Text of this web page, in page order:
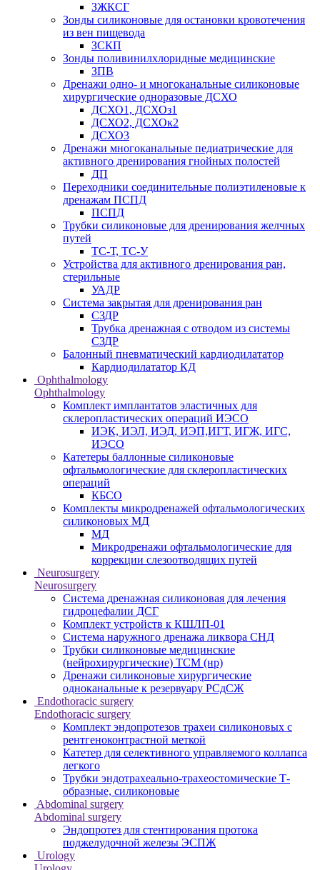
ЗЖКСГ
Зонды силиконовые для остановки кровотечения
из вен пищевода
ЗСКП
Зонды поливинилхлоридные медицинские
ЗПВ
Дренажи одно- и многоканальные силиконовые
хирургические одноразовые ДСХО
ДСХО1, ДСХОз1
ДСХО2, ДСХОк2
ДСХО3
Дренажи многоканальные педиатрические для
активного дренирования гнойных полостей
ДП
Переходники соединительные полиэтиленовые к
дренажам ПСПД
ПСПД
Трубки силиконовые для дренирования желчных
путей
ТС-Т, ТС-У
Устройства для активного дренирования ран,
стерильные
УАДР
Система закрытая для дренирования ран
СЗДР
Трубка дренажная с отводом из системы
СЗДР
Балонный пневматический кардиодилататор
Кардиодилататор КД
Ophthalmology
Ophthalmology
Комплект имплантатов эластичных для
склеропластических операций ИЭСО
ИЭК, ИЭЛ, ИЭД, ИЭП,ИГТ, ИГЖ, ИГС,
ИЭСО
Катетеры баллонные силиконовые
офтальмологические для склеропластических
операций
КБСО
Комплекты микродренажей офтальмологических
силиконовых МД
МД
Микродренажи офтальмологические для
коррекции слезоотводящих путей
Neurosurgery
Neurosurgery
Система дренажная силиконовая для лечения
гидроцефалии ДСГ
Комплект устройств к КШЛП-01
Система наружного дренажа ликвора СНД
Трубки силиконовые медицинские
(нейрохирургические) ТСМ (нр)
Дренажи силиконовые хирургические
одноканальные к резервуару РСдСЖ
Endothoracic surgery
Endothoracic surgery
Комплект эндопротезов трахеи силиконовых с
рентгеноконтрастной меткой
Катетер для селективного управляемого коллапса
легкого
Трубки эндотрахеально-трахеостомические Т-
образные, силиконовые
Abdominal surgery
Abdominal surgery
Эндопротез для стентирования протока
поджелудочной железы ЭСПЖ
Urology